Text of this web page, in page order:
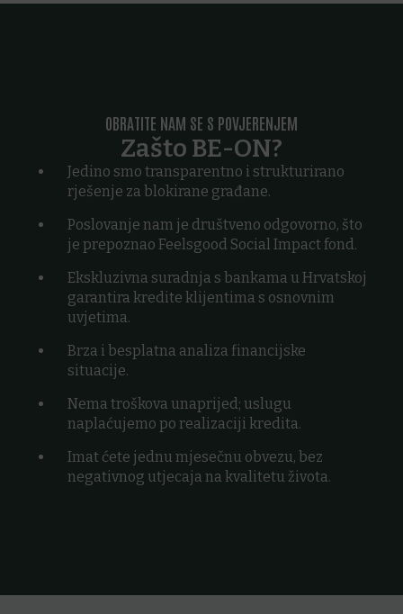
OBRATITE NAM SE S POVJERENJEM
Zašto BE-ON?
Jedino smo transparentno i strukturirano
rješenje za blokirane građane.
Poslovanje nam je društveno odgovorno, što
je prepoznao Feelsgood Social Impact fond.
Ekskluzivna suradnja s bankama u Hrvatskoj
garantira kredite klijentima s osnovnim
uvjetima.
Brza i besplatna analiza financijske
situacije.
Nema troškova unaprijed; uslugu
naplaćujemo po realizaciji kredita.
Imat ćete jednu mjesečnu obvezu, bez
negativnog utjecaja na kvalitetu života.